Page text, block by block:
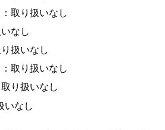
取り扱いなし
なし
扱いなし
取り扱いなし
り扱いなし
いなし